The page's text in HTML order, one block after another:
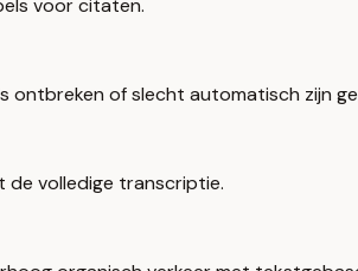
voor citaten.
of slecht automatisch zijn
de volledige transcriptie.